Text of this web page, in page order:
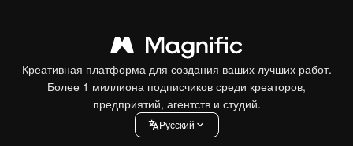
Креативная платформа для создания ваших лучших работ.
Более 1 миллиона подписчиков среди креаторов,
предприятий, агентств и студий.
Pусский